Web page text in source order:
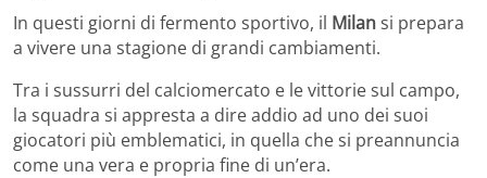
In questi giorni di fermento sportivo, il Milansi prepara
a vivere una stagione di grandi cambiamenti.
Tra i sussurri del calciomercato e le vittorie sul campo,
la squadra si appresta a dire addio ad uno dei suoi
giocatori più emblematici, in quella che si preannuncia
come una vera e propria fine di un’era.